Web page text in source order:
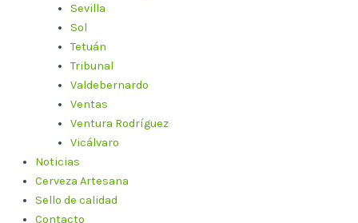
Sevilla
Sol
Tetuán
Tribunal
Valdebernardo
Ventas
Ventura Rodríguez
Vicálvaro
Noticias
Cerveza Artesana
Sello de calidad
Contacto